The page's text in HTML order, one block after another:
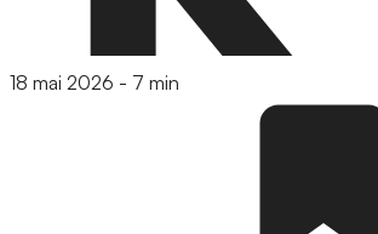
18 mai 2026 - 7 min